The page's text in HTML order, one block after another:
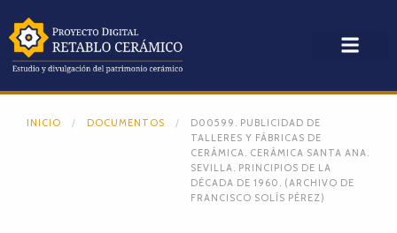
INICIO DOCUMENTOS
D00599. PUBLICIDAD DE
TALLERES Y FÁBRICAS DE
CERÁMICA. CERÁMICA SANTA ANA.
SEVILLA. PRINCIPIOS DE LA
DÉCADA DE 1960. (ARCHIVO DE
FRANCISCO SOLÍS PÉREZ)